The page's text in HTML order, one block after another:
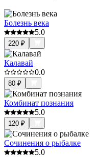
Болезнь века
5.0
220 ₽
Калавай
0.0
80 ₽
Комбинат познания
5.0
120 ₽
Сочинения о рыбалке
5.0